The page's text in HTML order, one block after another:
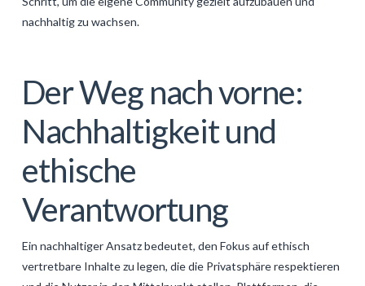
nachhaltig zu wachsen.
Der Weg nach vorne:
Nachhaltigkeit und
ethische
Verantwortung
Ein nachhaltiger Ansatz bedeutet, den Fokus auf ethisch
vertretbare Inhalte zu legen, die die Privatsphäre respektieren